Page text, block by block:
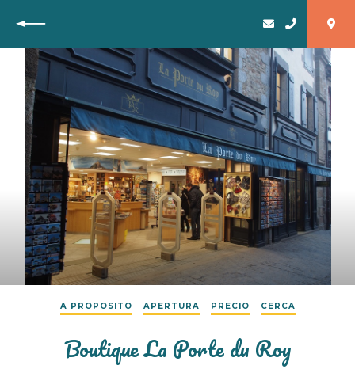
Vuelta
A PROPOSITO APERTURA PRECIO CERCA
Boutique La Porte du Roy